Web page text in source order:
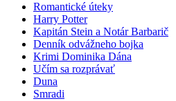
Romantické úteky
Harry Potter
Kapitán Stein a Notár Barbarič
Denník odvážneho bojka
Krimi Dominika Dána
Učím sa rozprávať
Duna
Smradi